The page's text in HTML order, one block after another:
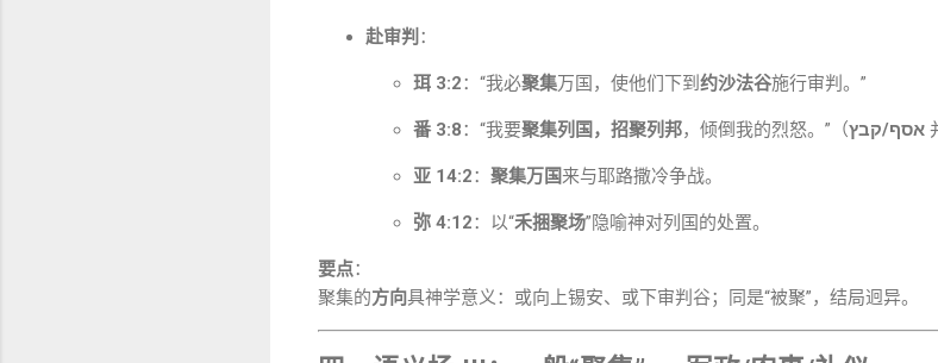
赴审判 ：
珥 3:2：“我必聚集万国，使他们下到 约沙法谷施行审判。”
番 3:8：“我要聚集列国，招聚列邦，倾倒我的烈怒。”（אסף/קבץ
亚 14:2： 聚集万国来与耶路撒冷争战。
弥 4:12：以“禾捆聚场”隐喻神对列国的处置。
要点：
聚集的方向具神学意义：或向上锡安、或下审判谷；同是“被聚”，结局迥异。